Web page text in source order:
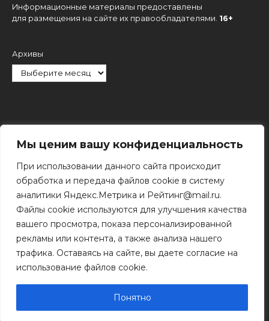
Мы ценим вашу конфиденциальность
При использовании данного сайта происходит
обработка и передача файлов cookie в систему
аналитики Яндекс.Метрика и Рейтинг@mail.ru.
Файлы cookie используются для улучшения качества
вашего просмотра, показа персонализированной
рекламы или контента, а также анализа нашего
трафика. Оставаясь на сайте, вы даете согласие на
использование файлов cookie.
Понятно
Информационные материалы предоставлены
для размещения на сайте их правообладателями. 16+
Архивы
Поиск
разрешения правообладателя.